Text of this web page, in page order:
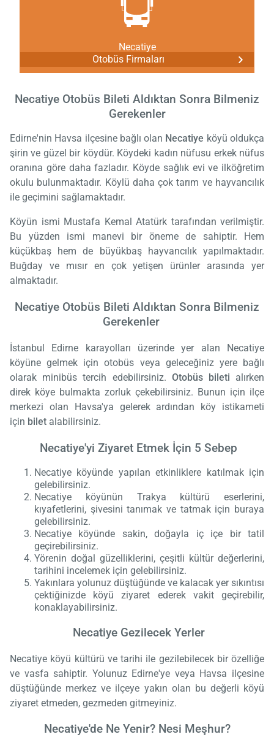
Necatiye
Otobüs Firmaları
Necatiye Otobüs Bileti Aldıktan Sonra Bilmeniz
Gerekenler
Edirne'nin Havsa ilçesine bağlı olan Necatiye köyü oldukça
şirin ve güzel bir köydür. Köydeki kadın nüfusu erkek nüfus
oranına göre daha fazladır. Köyde sağlık evi ve ilköğretim
okulu bulunmaktadır. Köylü daha çok tarım ve hayvancılık
ile geçimini sağlamaktadır.
Köyün ismi Mustafa Kemal Atatürk tarafından verilmiştir.
Bu yüzden ismi manevi bir öneme de sahiptir. Hem
küçükbaş hem de büyükbaş hayvancılık yapılmaktadır.
Buğday ve mısır en çok yetişen ürünler arasında yer
almaktadır.
Necatiye Otobüs Bileti Aldıktan Sonra Bilmeniz
Gerekenler
İstanbul Edirne karayolları üzerinde yer alan Necatiye
köyüne gelmek için otobüs veya geleceğiniz yere bağlı
olarak minibüs tercih edebilirsiniz. Otobüs bileti alırken
direk köye bulmakta zorluk çekebilirsiniz. Bunun için ilçe
merkezi olan Havsa'ya gelerek ardından köy istikameti
için bilet alabilirsiniz.
Necatiye'yi Ziyaret Etmek İçin 5 Sebep
Necatiye köyünde yapılan etkinliklere katılmak için
gelebilirsiniz.
Necatiye köyünün Trakya kültürü eserlerini,
kıyafetlerini, şivesini tanımak ve tatmak için buraya
gelebilirsiniz.
Necatiye köyünde sakin, doğayla iç içe bir tatil
geçirebilirsiniz.
Yörenin doğal güzelliklerini, çeşitli kültür değerlerini,
tarihini incelemek için gelebilirsiniz.
Yakınlara yolunuz düştüğünde ve kalacak yer sıkıntısı
çektiğinizde köyü ziyaret ederek vakit geçirebilir,
konaklayabilirsiniz.
Necatiye Gezilecek Yerler
Necatiye köyü kültürü ve tarihi ile gezilebilecek bir özelliğe
ve vasfa sahiptir. Yolunuz Edirne'ye veya Havsa ilçesine
düştüğünde merkez ve ilçeye yakın olan bu değerli köyü
ziyaret etmeden, gezmeden gitmeyiniz.
Necatiye'de Ne Yenir? Nesi Meşhur?